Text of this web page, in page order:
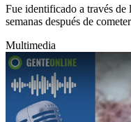
Fue identificado a través de
semanas después de
Multimedia